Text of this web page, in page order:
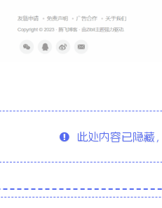
此处内容已隐藏